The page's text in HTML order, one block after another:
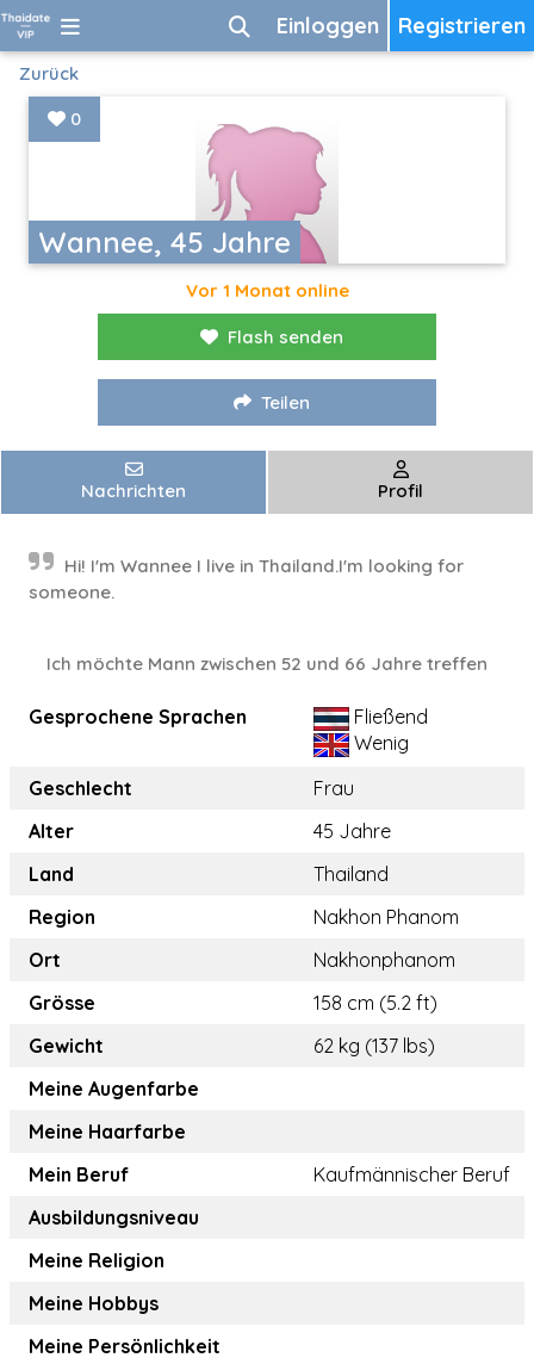
Registrieren
Einloggen
Zurück
Wannee, 45 Jahre
0
Vor 1 Monat online
Flash senden
Teilen
Nachrichten Profil
Hi! I'm Wannee I live in Thailand.I'm looking for
someone.
Ich möchte Mann zwischen 52 und 66 Jahre treffen
Gesprochene Sprachen
Fließend
Wenig
Geschlecht
Frau
Alter
45 Jahre
Land
Thailand
Region
Nakhon Phanom
Ort
Nakhonphanom
Grösse
158 cm (5.2 ft)
Gewicht
62 kg (137 lbs)
Meine Augenfarbe
Meine Haarfarbe
Mein Beruf
Kaufmännischer Beruf
Ausbildungsniveau
Meine Religion
Meine Hobbys
Meine Persönlichkeit